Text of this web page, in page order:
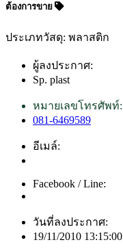
ต้องการขาย
ประเภทวัสดุ: พลาสติก
ผู้ลงประกาศ:
Sp. plast
หมายเลขโทรศัพท์:
081-6469589
อีเมล์:
Facebook / Line:
วันที่ลงประกาศ:
19/11/2010 13:15:00